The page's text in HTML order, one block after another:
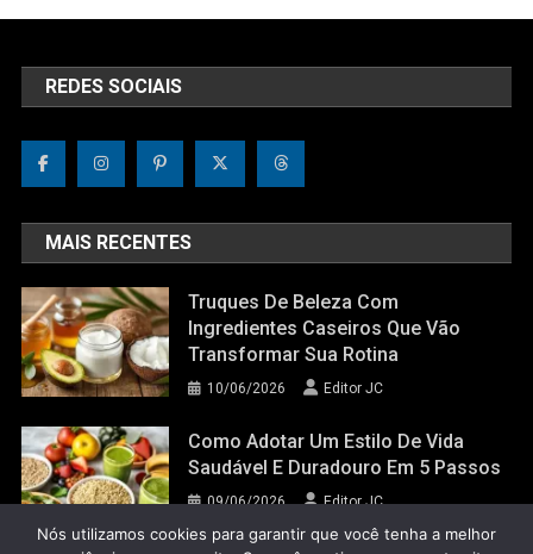
REDES SOCIAIS
MAIS RECENTES
Truques De Beleza Com
Ingredientes Caseiros Que Vão
Transformar Sua Rotina
10/06/2026 Editor JC
Como Adotar Um Estilo De Vida
Saudável E Duradouro Em 5 Passos
09/06/2026 Editor JC
Nós utilizamos cookies para garantir que você tenha a melhor